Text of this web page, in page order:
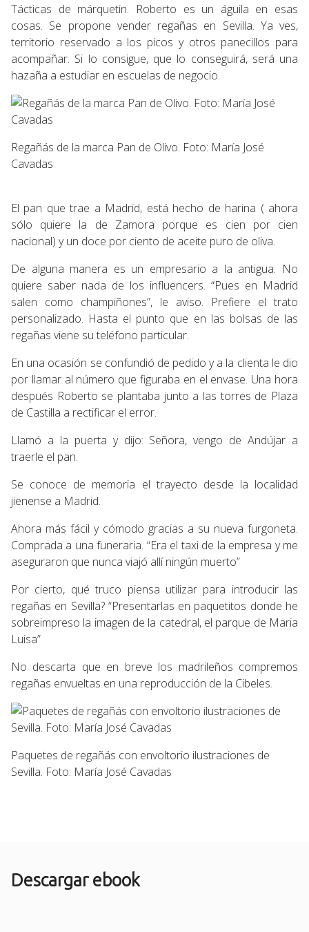
Tácticas de márquetin. Roberto es un águila en esas
cosas. Se propone vender regañas en Sevilla. Ya ves,
territorio reservado a los picos y otros panecillos para
acompañar. Si lo consigue, que lo conseguirá, será una
hazaña a estudiar en escuelas de negocio.
Regañás de la marca Pan de Olivo. Foto: María José
Cavadas
El pan que trae a Madrid, está hecho de harina ( ahora
sólo quiere la de Zamora porque es cien por cien
nacional) y un doce por ciento de aceite puro de oliva.
De alguna manera es un empresario a la antigua. No
quiere saber nada de los influencers. “Pues en Madrid
salen como champiñones”, le aviso. Prefiere el trato
personalizado. Hasta el punto que en las bolsas de las
regañas viene su teléfono particular.
En una ocasión se confundió de pedido y a la clienta le dio
por llamar al número que figuraba en el envase. Una hora
después Roberto se plantaba junto a las torres de Plaza
de Castilla a rectificar el error.
Llamó a la puerta y dijo: Señora, vengo de Andújar a
traerle el pan.
Se conoce de memoria el trayecto desde la localidad
jienense a Madrid.
Ahora más fácil y cómodo gracias a su nueva furgoneta.
Comprada a una funeraria. “Era el taxi de la empresa y me
aseguraron que nunca viajó allí ningún muerto”
Por cierto, qué truco piensa utilizar para introducir las
regañas en Sevilla? “Presentarlas en paquetitos donde he
sobreimpreso la imagen de la catedral, el parque de Maria
Luisa”
No descarta que en breve los madrileños compremos
regañas envueltas en una reproducción de la Cibeles.
Paquetes de regañás con envoltorio ilustraciones de
Sevilla. Foto: María José Cavadas
Descargar ebook